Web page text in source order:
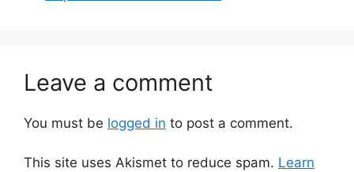
Leave a comment
You must be logged in to post a comment.
This site uses Akismet to reduce spam. Learn